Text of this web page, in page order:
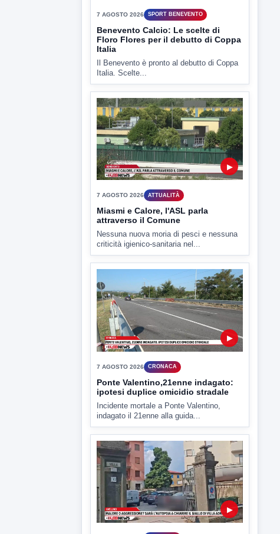
7 AGOSTO 2026 SPORT BENEVENTO
Benevento Calcio: Le scelte di
Floro Flores per il debutto di Coppa
Italia
Il Benevento è pronto al debutto di Coppa
Italia. Scelte...
▶
7 AGOSTO 2026 ATTUALITÀ
Miasmi e Calore, l'ASL parla
attraverso il Comune
Nessuna nuova moria di pesci e nessuna
criticità igienico-sanitaria nel...
▶
7 AGOSTO 2026 CRONACA
Ponte Valentino,21enne indagato:
ipotesi duplice omicidio stradale
Incidente mortale a Ponte Valentino,
indagato il 21enne alla guida...
▶